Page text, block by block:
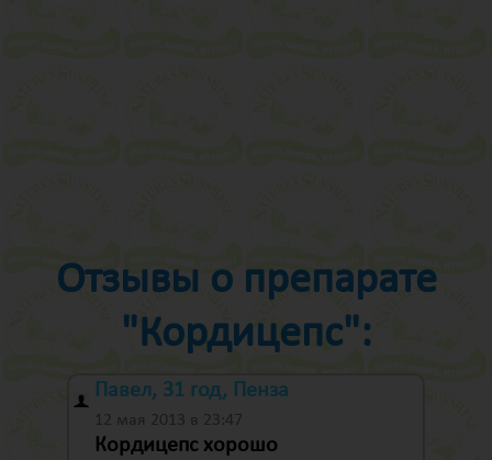
Отзывы о препарате
"Кордицепс":
Павел, 31 год, Пенза
12 мая 2013 в 23:47
Кордицепс хорошо